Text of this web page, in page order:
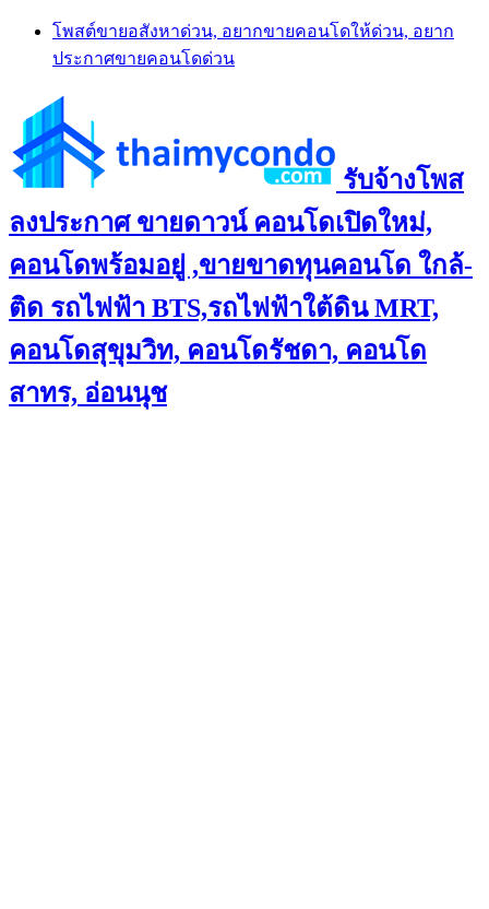
Skip
content
โพสต์ขายอสังหาด่วน, อยากขายคอนโดให้ด่วน, อยาก
ประกาศขายคอนโดด่วน
รับจ้างโพส
ลงประกาศ ขายดาวน์ คอนโดเปิดใหม่,
คอนโดพร้อมอยู่ ,ขายขาดทุนคอนโด ใกล้-
ติด รถไฟฟ้า BTS,รถไฟฟ้าใต้ดิน MRT,
คอนโดสุขุมวิท, คอนโดรัชดา, คอนโด
สาทร, อ่อนนุช